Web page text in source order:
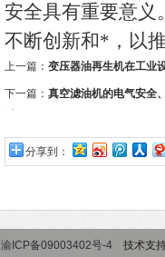
安全具有重要意义
不断创新和*，以
上一篇： 变压器油再生机在工业
下一篇： 真空滤油机的电气安全
分享到：
渝ICP备09003402号-4 技术支